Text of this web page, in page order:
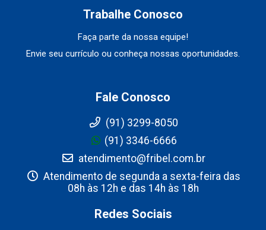
Trabalhe Conosco
Faça parte da nossa equipe!
Envie seu currículo ou conheça nossas oportunidades.
Fale Conosco
(91) 3299-8050
(91) 3346-6666
atendimento@fribel.com.br
Atendimento de segunda a sexta-feira das
08h às 12h e das 14h às 18h
Redes Sociais